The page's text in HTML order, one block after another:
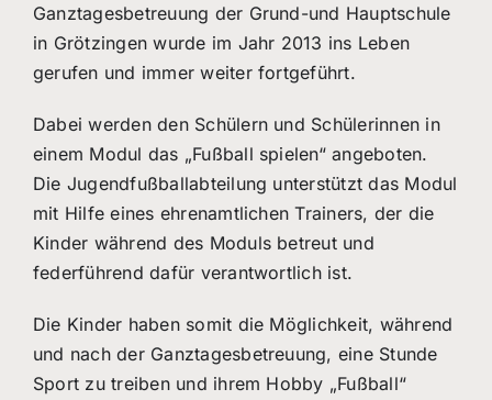
Ganztagesbetreuung der Grund-und Hauptschule
in Grötzingen wurde im Jahr 2013 ins Leben
gerufen und immer weiter fortgeführt.
Dabei werden den Schülern und Schülerinnen in
einem Modul das „Fußball spielen“ angeboten.
Die Jugendfußballabteilung unterstützt das Modul
mit Hilfe eines ehrenamtlichen Trainers, der die
Kinder während des Moduls betreut und
federführend dafür verantwortlich ist.
Die Kinder haben somit die Möglichkeit, während
und nach der Ganztagesbetreuung, eine Stunde
Sport zu treiben und ihrem Hobby „Fußball“